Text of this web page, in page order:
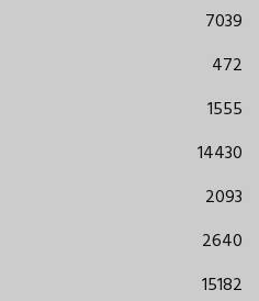
7039
472
1555
14430
2093
2640
15182